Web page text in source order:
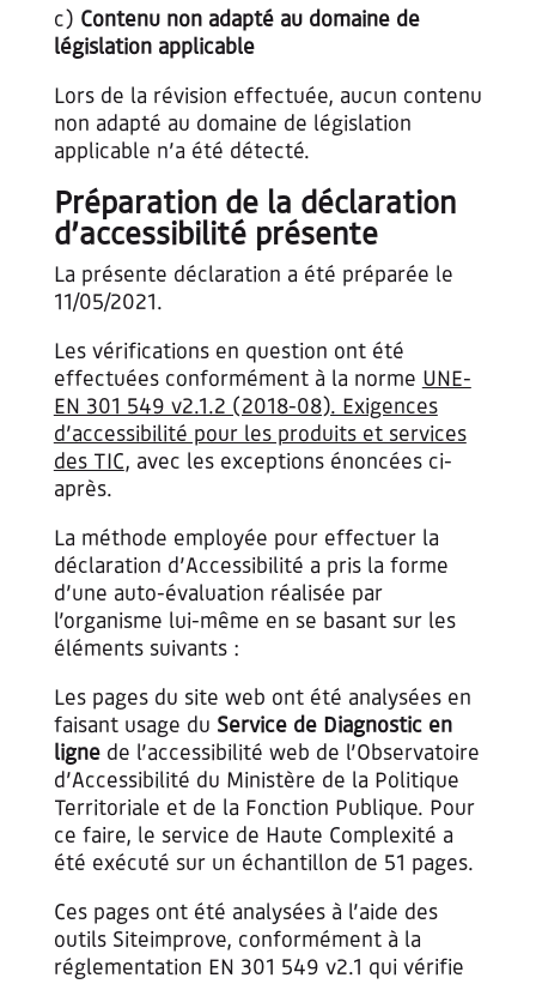
c) Contenu non adapté au domaine de
législation applicable
Lors de la révision effectuée, aucun contenu
non adapté au domaine de législation
applicable n’a été détecté.
Préparation de la déclaration
d’accessibilité présente
La présente déclaration a été préparée le
11/05/2021.
Les vérifications en question ont été
effectuées conformément à la norme UNE-
EN 301 549 v2.1.2 (2018-08). Exigences
d’accessibilité pour les produits et services
des TIC, avec les exceptions énoncées ci-
après.
La méthode employée pour effectuer la
déclaration d’Accessibilité a pris la forme
d’une auto-évaluation réalisée par
l’organisme lui-même en se basant sur les
éléments suivants :
Les pages du site web ont été analysées en
faisant usage du Service de Diagnostic en
lignede l’accessibilité web de l’Observatoire
d’Accessibilité du Ministère de la Politique
Territoriale et de la Fonction Publique. Pour
ce faire, le service de Haute Complexité a
été exécuté sur un échantillon de 51 pages.
Ces pages ont été analysées à l’aide des
outils Siteimprove, conformément à la
réglementation EN 301 549 v2.1 qui vérifie